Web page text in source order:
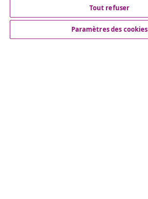
Service Clients
Tout refuser
Paramètres des cookies